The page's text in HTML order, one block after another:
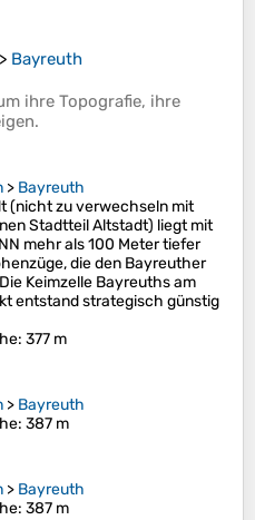
> Bayreuth
ihre Topografie, ihre
> Bayreuth
(nicht zu verwechseln mit
Stadtteil Altstadt) liegt mit
mehr als 100 Meter tiefer
die den Bayreuther
Keimzelle Bayreuths am
entstand strategisch günstig
: 377 m
> Bayreuth
: 387 m
> Bayreuth
: 387 m